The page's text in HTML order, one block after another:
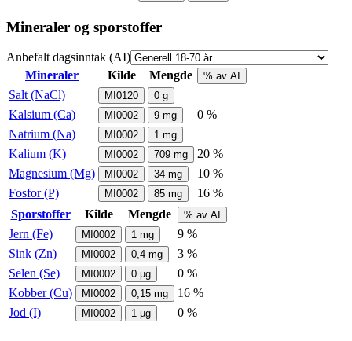
Mineraler og sporstoffer
Anbefalt dagsinntak (AI)
Mineraler
Kilde Mengde % av AI
Salt (NaCl) MI0120 0 g
Kalsium (Ca) MI0002 9 mg
0 %
Natrium (Na)
MI0002 1 mg
Kalium (K) MI0002 709 mg
20 %
Magnesium (Mg)
MI0002 34 mg
10 %
Fosfor (P)
MI0002 85 mg
16 %
Sporstoffer
Kilde Mengde % av AI
Jern (Fe) MI0002 1 mg
9 %
Sink (Zn)
MI0002 0,4 mg
3 %
Selen (Se)
MI0002 0 µg
0 %
Kobber (Cu)
MI0002 0,15 mg
16 %
Jod (I)
MI0002 1 µg 0 %